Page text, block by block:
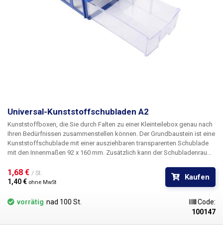
Universal-Kunststoffschubladen A2
Kunststoffboxen, die Sie durch Falten zu einer Kleinteilebox genau nach
Ihren Bedürfnissen zusammenstellen können. Der Grundbaustein ist eine
Kunststoffschublade mit einer ausziehbaren transparenten Schublade
mit den Innenmaßen 92 x 160 mm. Zusätzlich kann der Schubladenraum
Trennwände sind in jeder Schublade Standard. An der Vorderseite der
Schublade befinden sich Führungen zum Einschieben des Etiketts.
1,68 € / St.
1,40 € ohne MwSt
Kaufen
vorrätig nad 100 St.
Code:
100147